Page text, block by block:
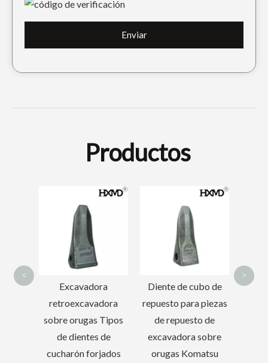
Enviar
Productos
Diente de cubo de
repuesto para piezas
de repuesto de
excavadora sobre
orugas Komatsu
6Y3222 Cat307
Dientes de cucharón
forjado
< >